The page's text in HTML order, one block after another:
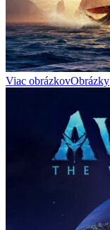
Viac obrázkovObrázky